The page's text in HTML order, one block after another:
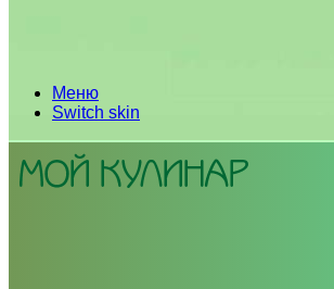
Меню
Switch skin